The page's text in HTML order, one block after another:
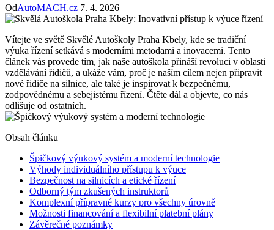
OdAutoMACH.cz 7. 4. 2026
Vítejte ve světě Skvělé Autoškoly Praha Kbely, kde se tradiční
výuka řízení setkává s moderními metodami a inovacemi. Tento
článek vás provede tím, jak naše autoškola přináší revoluci v oblasti
vzdělávání řidičů, a ukáže vám, proč je naším cílem nejen připravit
nové řidiče na silnice, ale také je inspirovat k bezpečnému,
zodpovědnému a sebejistému řízení. Čtěte dál a objevte, co nás
odlišuje od ostatních.
Obsah článku
Špičkový výukový systém a moderní technologie
Výhody individuálního přístupu k výuce
Bezpečnost na silnicích a etické řízení
Odborný tým zkušených instruktorů
Komplexní přípravné kurzy pro všechny úrovně
Možnosti financování a flexibilní platební plány
Závěrečné poznámky